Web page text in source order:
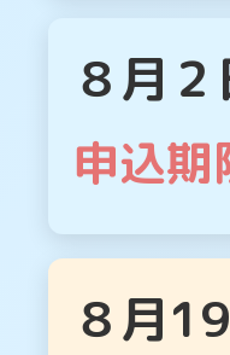
８月
申込期
８月